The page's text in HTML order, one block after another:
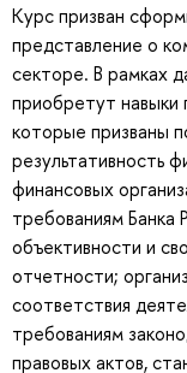
Курс призван
представление о
секторе. В рамках
приобретут навыки
которые призваны
результативность
финансовых
требованиям Банка
объективности и
отчетности;
соответствия
требованиям
правовых актов,